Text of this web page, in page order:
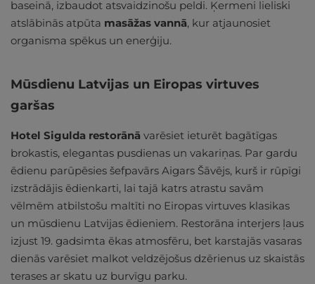
baseinā, izbaudot atsvaidzinošu peldi. Ķermeni lieliski
atslābinās atpūta masāžas vannā, kur atjaunosiet
organisma spēkus un enerģiju.
Mūsdienu Latvijas un Eiropas virtuves
garšas
Hotel Sigulda restorānā varēsiet ieturēt bagātīgas
brokastis, elegantas pusdienas un vakariņas. Par gardu
ēdienu parūpēsies šefpavārs Aigars Šāvējs, kurš ir rūpīgi
izstrādājis ēdienkarti, lai tajā katrs atrastu savām
vēlmēm atbilstošu maltīti no Eiropas virtuves klasikas
un mūsdienu Latvijas ēdieniem. Restorāna interjers ļaus
izjust 19. gadsimta ēkas atmosfēru, bet karstajās vasaras
dienās varēsiet malkot veldzējošus dzērienus uz skaistās
terases ar skatu uz burvīgu parku.